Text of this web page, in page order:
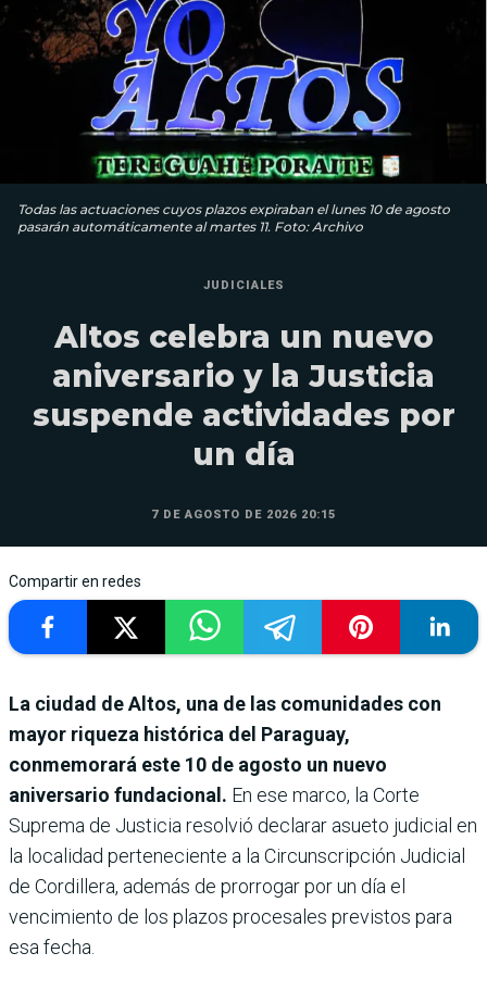
Todas las actuaciones cuyos plazos expiraban el lunes 10 de agosto
pasarán automáticamente al martes 11. Foto: Archivo
JUDICIALES
Altos celebra un nuevo
aniversario y la Justicia
suspende actividades por
un día
7 DE AGOSTO DE 2026 20:15
Compartir en redes
La ciudad de Altos, una de las comunidades con
mayor riqueza histórica del Paraguay,
conmemorará este 10 de agosto un nuevo
aniversario fundacional. En ese marco, la Corte
Suprema de Justicia resolvió declarar asueto judicial en
la localidad perteneciente a la Circunscripción Judicial
de Cordillera, además de prorrogar por un día el
vencimiento de los plazos procesales previstos para
esa fecha.